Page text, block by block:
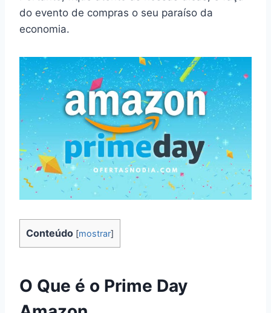
do evento de compras o seu paraíso da
economia.
Conteúdo [mostrar]
O Que é o Prime Day